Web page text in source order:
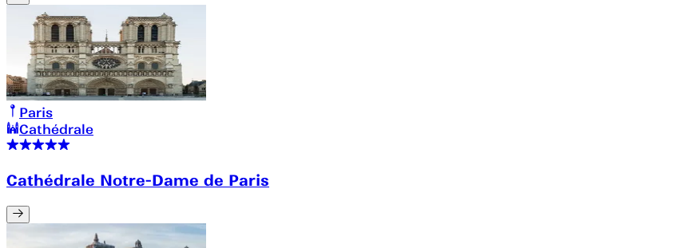
Paris
Cathédrale
Cathédrale Notre-Dame de Paris